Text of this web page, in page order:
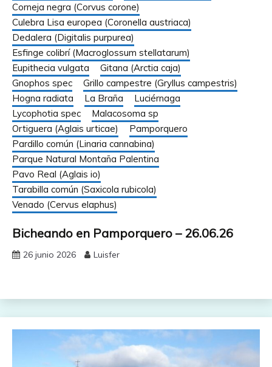
Corneja negra (Corvus corone)
Culebra Lisa europea (Coronella austriaca)
Dedalera (Digitalis purpurea)
Esfinge colibrí (Macroglossum stellatarum)
Eupithecia vulgata
Gitana (Arctia caja)
Gnophos spec
Grillo campestre (Gryllus campestris)
Hogna radiata
La Braña
Luciérnaga
Lycophotia spec
Malacosoma sp
Ortiguera (Aglais urticae)
Pamporquero
Pardillo común (Linaria cannabina)
Parque Natural Montaña Palentina
Pavo Real (Aglais io)
Tarabilla común (Saxicola rubicola)
Venado (Cervus elaphus)
Bicheando en Pamporquero – 26.06.26
26 junio 2026 Luisfer